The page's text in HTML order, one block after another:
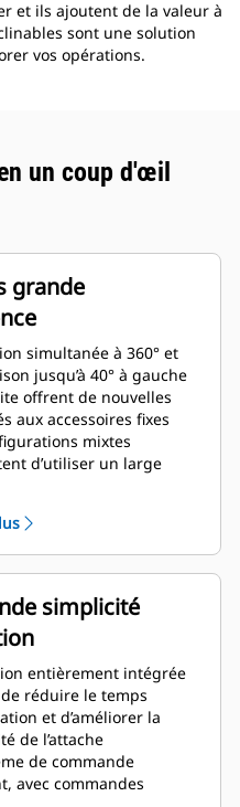
et ils ajoutent de la valeur à
sont une solution
vos opérations.
un coup d'œil
grande
simultanée à 360° et
jusqu’à 40° à gauche
offrent de nouvelles
aux accessoires fixes
mixtes
d’utiliser un large
de convertir une
standard en attache S
avec connexion
une grande variété de
telles que le creusement,
le compactage,
des mouvements plus
avoir à repositionner
module de grappin sans
du bas
simplicité
entièrement intégrée
réduire le temps
et d’améliorer la
de l’attache
de commande
avec commandes